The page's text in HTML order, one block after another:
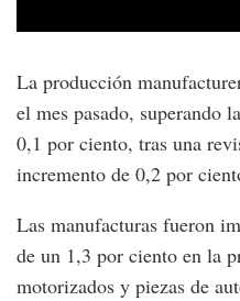
La producción
el mes pasado, superando
0,1 por ciento, tras una
incremento de 0,2 por
Las manufacturas fueron
de un 1,3 por ciento en la
motorizados y piezas de